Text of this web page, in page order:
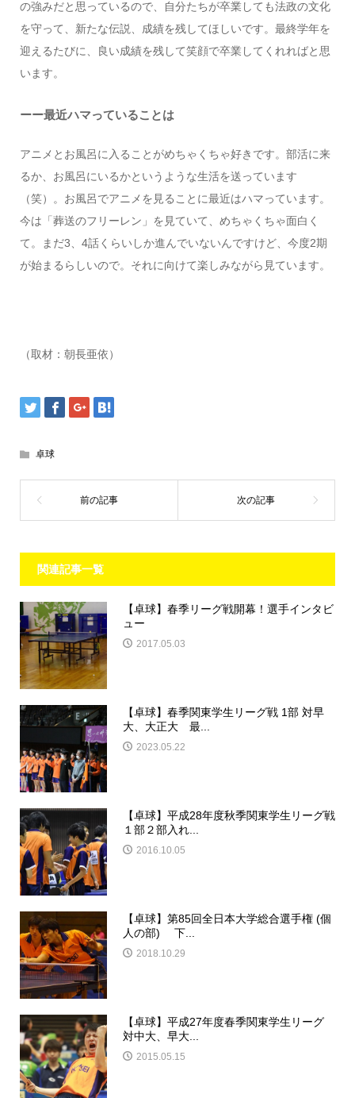
の強みだと思っているので、自分たちが卒業しても法政の文化
を守って、新たな伝説、成績を残してほしいです。最終学年を
迎えるたびに、良い成績を残して笑顔で卒業してくれればと思
います。
ーー最近ハマっていることは
アニメとお風呂に入ることがめちゃくちゃ好きです。部活に来
るか、お風呂にいるかというような生活を送っています
（笑）。お風呂でアニメを見ることに最近はハマっています。
今は「葬送のフリーレン」を見ていて、めちゃくちゃ面白く
て。まだ3 4話くらいしか進んでいないんですけど、今度2期
が始まるらしいので。それに向けて楽しみながら見ています。
（取材：朝長亜依）
卓球
関連記事一覧
【卓球】春季リーグ戦開幕！選手インタビ
ュー
2017.05.03
【卓球】春季関東学生リーグ戦 1部 対早
大、大正大 最...
2023.05.22
【卓球】平成28年度秋季関東学生リーグ戦
１部２部入れ...
2016.10.05
【卓球】第85回全日本大学総合選手権 (個
人の部) 下...
2018.10.29
【卓球】平成27年度春季関東学生リーグ
対中大、早大...
2015.05.15